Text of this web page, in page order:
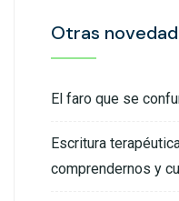
Otras
El faro que se
Escritura
comprendernos y